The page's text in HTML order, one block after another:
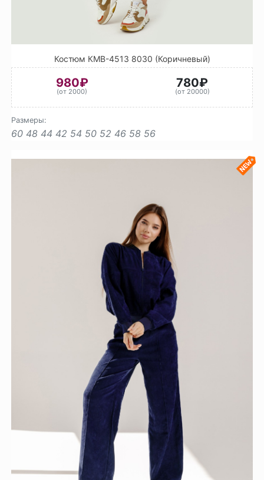
Костюм КМВ-4513 8030 (Коричневый)
980₽
(от 2000)
780₽
(от 20000)
Размеры:
60 48 44 42 54 50 52 46 58 56